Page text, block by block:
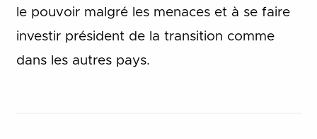
le pouvoir malgré les menaces et à se faire
investir président de la transition comme
dans les autres pays.